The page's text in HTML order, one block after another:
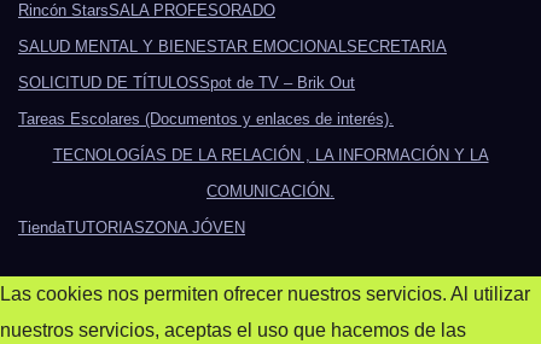
Rincón StarsSALA PROFESORADO
SALUD MENTAL Y BIENESTAR EMOCIONALSECRETARIA
SOLICITUD DE TÍTULOSSpot de TV – Brik Out
Tareas Escolares (Documentos y enlaces de interés).
TECNOLOGÍAS DE LA RELACIÓN , LA INFORMACIÓN Y LA
COMUNICACIÓN.
TiendaTUTORIASZONA JÓVEN
Las cookies nos permiten ofrecer nuestros servicios. Al utilizar
nuestros servicios, aceptas el uso que hacemos de las